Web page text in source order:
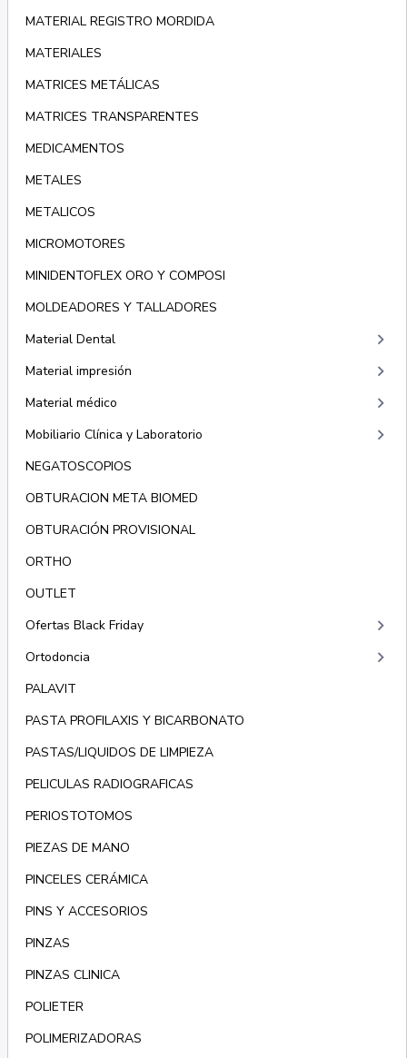
MATERIAL REGISTRO MORDIDA
MATERIALES
MATRICES METÁLICAS
MATRICES TRANSPARENTES
MEDICAMENTOS
METALES
METALICOS
MICROMOTORES
MINIDENTOFLEX ORO Y COMPOSI
MOLDEADORES Y TALLADORES
Material Dental
keyboard_arrow_right
Material impresión keyboard_arrow_right
Material médico keyboard_arrow_right
Mobiliario Clínica y Laboratorio keyboard_arrow_right
NEGATOSCOPIOS
OBTURACION META BIOMED
OBTURACIÓN PROVISIONAL
ORTHO
OUTLET
Ofertas Black Friday
keyboard_arrow_right
Ortodoncia keyboard_arrow_right
PALAVIT
PASTA PROFILAXIS Y BICARBONATO
PASTAS/LIQUIDOS DE LIMPIEZA
PELICULAS RADIOGRAFICAS
PERIOSTOTOMOS
PIEZAS DE MANO
PINCELES CERÁMICA
PINS Y ACCESORIOS
PINZAS
PINZAS CLINICA
POLIETER
POLIMERIZADORAS